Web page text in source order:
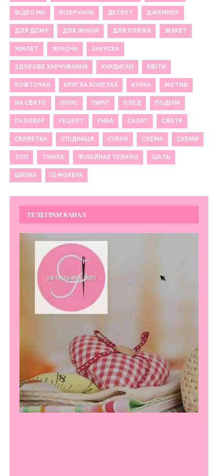
ВІДЕО МК ВІЗЕРУНОК ДЕСЕРТ ДЖЕМПЕР
ДЛЯ ДОМУ ДЛЯ ЖІНОК ДЛЯ ПЛЯЖА ЖАКЕТ
ЖИЛЕТ ЖІНОЧА ЗАКУСКА
ЗДОРОВЕ ХАРЧУВАННЯ КАРДИГАН КВІТИ
КОФТОЧКА КРУГЛА КОКЕТКА КУРКА МОТИВ
НА СВЯТО ОПИС ПИРІГ ПЛЕД ПОДІУМ
ПУЛОВЕР РЕЦЕПТ РИБА САЛАТ СВЕТР
СЕРВЕТКА СПІДНИЦЯ СУКНЯ СХЕМА СХЕМИ
ТОП ТУНІКА ФІЛЕЙНАЯ ТЕХНІКА ШАЛЬ
ШАПКА ІЗ МОХЕРА
ТЕЛЕГРАМ КАНАЛ